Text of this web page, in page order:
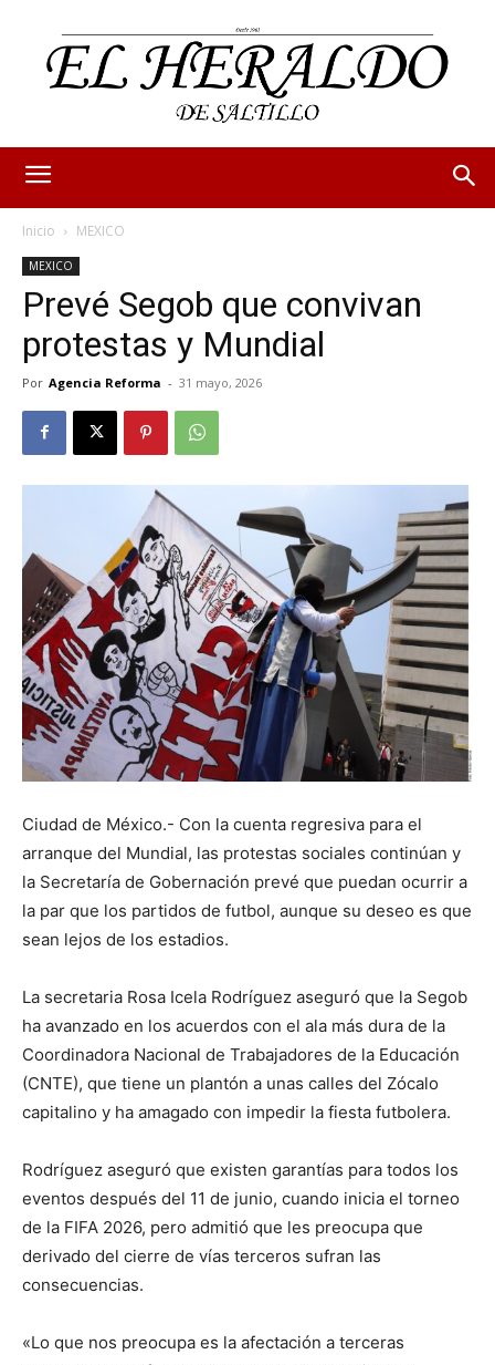
Inicio MEXICO
MEXICO
Prevé Segob que convivan
protestas y Mundial
Por Agencia Reforma - 31 mayo, 2026
Ciudad de México.- Con la cuenta regresiva para el
arranque del Mundial, las protestas sociales continúan y
la Secretaría de Gobernación prevé que puedan ocurrir a
la par que los partidos de futbol, aunque su deseo es que
sean lejos de los estadios.
La secretaria Rosa Icela Rodríguez aseguró que la Segob
ha avanzado en los acuerdos con el ala más dura de la
Coordinadora Nacional de Trabajadores de la Educación
(CNTE), que tiene un plantón a unas calles del Zócalo
capitalino y ha amagado con impedir la fiesta futbolera.
Rodríguez aseguró que existen garantías para todos los
eventos después del 11 de junio, cuando inicia el torneo
de la FIFA 2026, pero admitió que les preocupa que
derivado del cierre de vías terceros sufran las
consecuencias.
«Lo que nos preocupa es la afectación a terceras